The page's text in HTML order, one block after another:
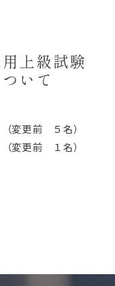
上級試験
いて
更前 ５名）
更前 １名）